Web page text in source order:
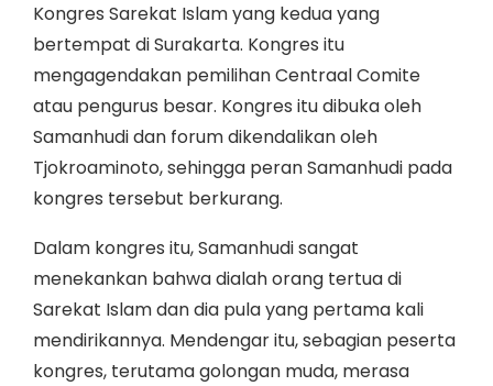
Kongres Sarekat Islam yang kedua yang
bertempat di Surakarta. Kongres itu
mengagendakan pemilihan Centraal Comite
atau pengurus besar. Kongres itu dibuka oleh
Samanhudi dan forum dikendalikan oleh
Tjokroaminoto, sehingga peran Samanhudi pada
kongres tersebut berkurang.
Dalam kongres itu, Samanhudi sangat
menekankan bahwa dialah orang tertua di
Sarekat Islam dan dia pula yang pertama kali
mendirikannya. Mendengar itu, sebagian peserta
kongres, terutama golongan muda, merasa